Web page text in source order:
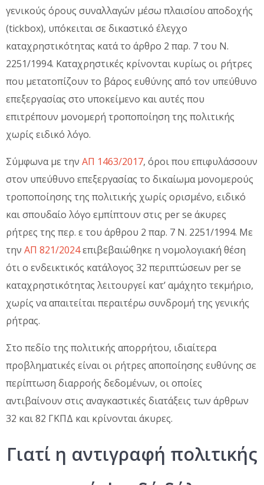
γενικούς όρους συναλλαγών μέσω πλαισίου αποδοχής
(tickbox), υπόκειται σε δικαστικό έλεγχο
καταχρηστικότητας κατά το άρθρο 2 παρ. 7 του Ν.
2251/1994. Καταχρηστικές κρίνονται κυρίως οι ρήτρες
που μετατοπίζουν το βάρος ευθύνης από τον υπεύθυνο
επεξεργασίας στο υποκείμενο και αυτές που
επιτρέπουν μονομερή τροποποίηση της πολιτικής
χωρίς ειδικό λόγο.
Σύμφωνα με την ΑΠ 1463/2017, όροι που επιφυλάσσουν
στον υπεύθυνο επεξεργασίας το δικαίωμα μονομερούς
τροποποίησης της πολιτικής χωρίς ορισμένο, ειδικό
και σπουδαίο λόγο εμπίπτουν στις per se άκυρες
ρήτρες της περ. ε του άρθρου 2 παρ. 7 Ν. 2251/1994. Με
την ΑΠ 821/2024επιβεβαιώθηκε η νομολογιακή θέση
ότι ο ενδεικτικός κατάλογος 32 περιπτώσεων per se
καταχρηστικότητας λειτουργεί κατ’ αμάχητο τεκμήριο,
χωρίς να απαιτείται περαιτέρω συνδρομή της γενικής
ρήτρας.
Στο πεδίο της πολιτικής απορρήτου, ιδιαίτερα
προβληματικές είναι οι ρήτρες αποποίησης ευθύνης σε
περίπτωση διαρροής δεδομένων, οι οποίες
αντιβαίνουν στις αναγκαστικές διατάξεις των άρθρων
32 και 82 ΓΚΠΔ και κρίνονται άκυρες.
Γιατί η αντιγραφή πολιτικής